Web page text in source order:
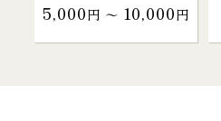
5,000円 〜 10,000円